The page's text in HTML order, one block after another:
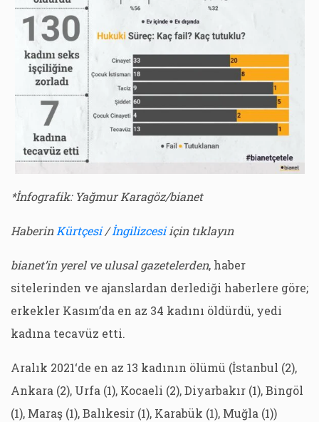
*İnfografik: Yağmur Karagöz/bianet
Haberin Kürtçesi/İngilizcesiiçin tıklayın
bianet’in yerel ve ulusal gazetelerden, haber
sitelerinden ve ajanslardan derlediği haberlere göre;
erkekler Kasım’da en az 34 kadını öldürdü, yedi
kadına tecavüz etti.
Aralık 2021‘de en az 13 kadının ölümü (İstanbul (2),
Ankara (2), Urfa (1), Kocaeli (2), Diyarbakır (1), Bingöl
(1), Maraş (1), Balıkesir (1), Karabük (1), Muğla (1))